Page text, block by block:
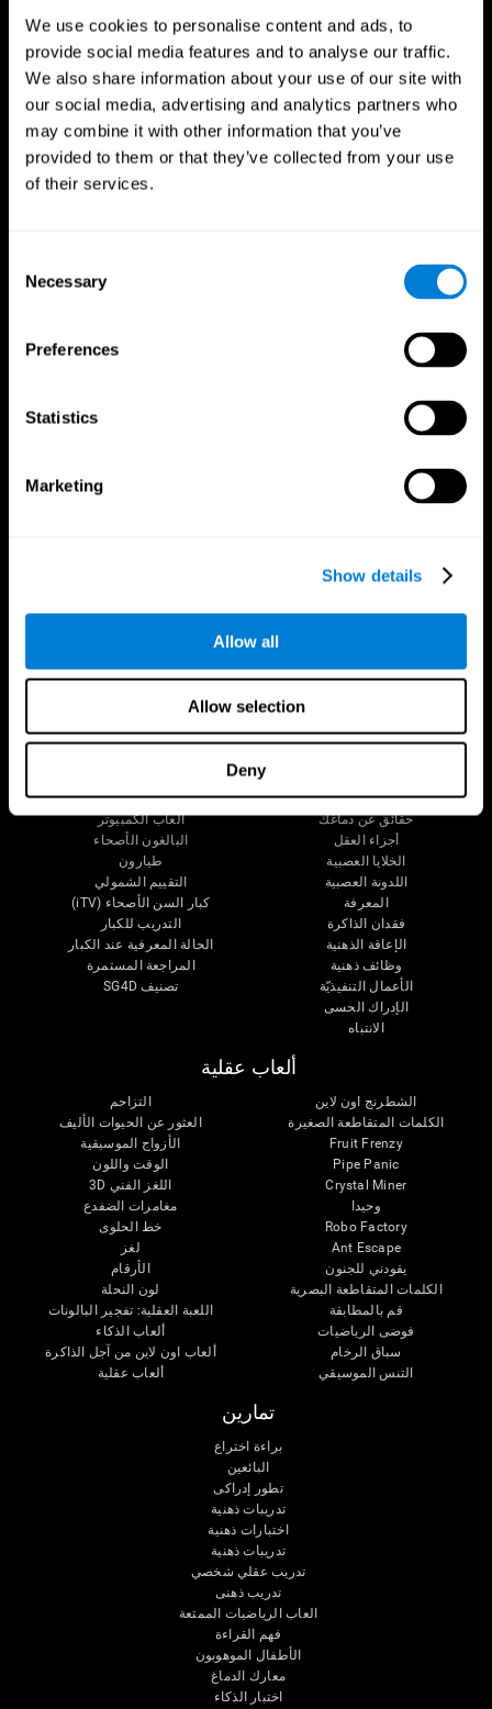
We use cookies to personalise content and ads, to
provide social media features and to analyse our traffic.
We also share information about your use of our site with
our social media, advertising and analytics partners who
may combine it with other information that you’ve
provided to them or that they’ve collected from your use
of their services.
Selection
Necessary
Preferences
Statistics
Marketing
Show details
Allow all
Allow selection
Deny
العقل والدماغ
حقائق عن دماغك
أجزاء العقل
الخلايا العصبية
اللدونة العصبية
المعرفة
فقدان الذاكرة
الإعاقة الذهنية
وظائف ذهنية
الأعمال التنفيذيّة
الإدراك الحسى
الانتباه
التحقق من صحة العلاجات الرقمية
ألعاب الكمبيوتر
البالغون الأصحاء
طيارون
التقييم الشمولي
كبار السن الأصحاء (iTV)
التدريب للكبار
الحالة المعرفية عند الكبار
المراجعة المستمرة
تصنيف SG4D
ألعاب عقلية
الشطرنج اون لاين
الكلمات المتقاطعة الصغيرة
Fruit Frenzy
Pipe Panic
Crystal Miner
وحيدا
Robo Factory
Ant Escape
يقودني للجنون
الكلمات المتقاطعة البصرية
قم بالمطابقة
فوضى الرياضيات
سباق الرخام
التنس الموسيقي
التزاحم
العثور عن الحيوات الأليف
الأزواج الموسيقية
الوقت واللون
اللغز الفني 3D
مغامرات الضفدع
خط الحلوى
لغز
الأرقام
لون النحلة
اللعبة العقلية: تفجير البالونات
ألعاب الذكاء
ألعاب اون لاين من آجل الذاكرة
ألعاب عقلية
تمارين
براءة اختراع
البائعين
تطور إدراكى
تدريبات ذهنية
اختبارات ذهنية
تدريبات ذهنية
تدريب عقلي شخصي
تدريب ذهنى
العاب الرياضيات الممتعة
فهم القراءة
الأطفال الموهوبون
معارك الدماغ
اختبار الذكاء